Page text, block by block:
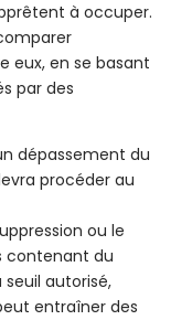
à occuper.
eux, en se basant
par des
dépassement du
procéder au
ou le
contenant du
autorisé,
entraîner des